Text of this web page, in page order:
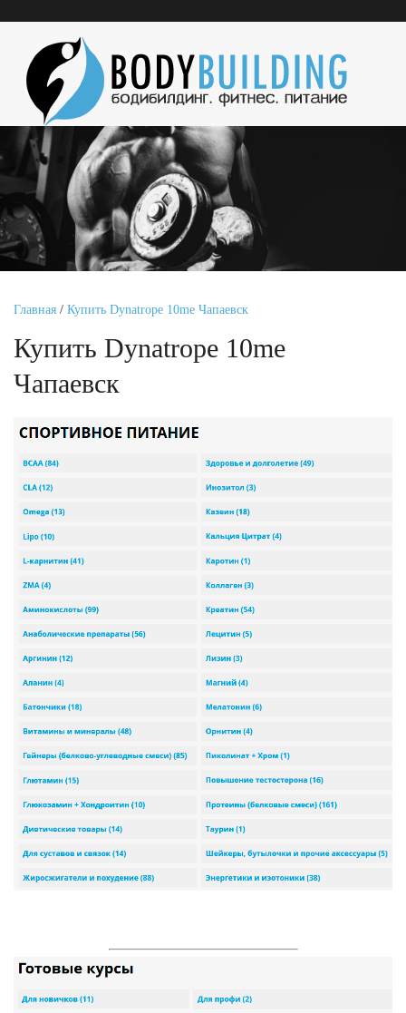
Главная / Купить Dynatrope 10me Чапаевск
Купить Dynatrope 10me
Чапаевск